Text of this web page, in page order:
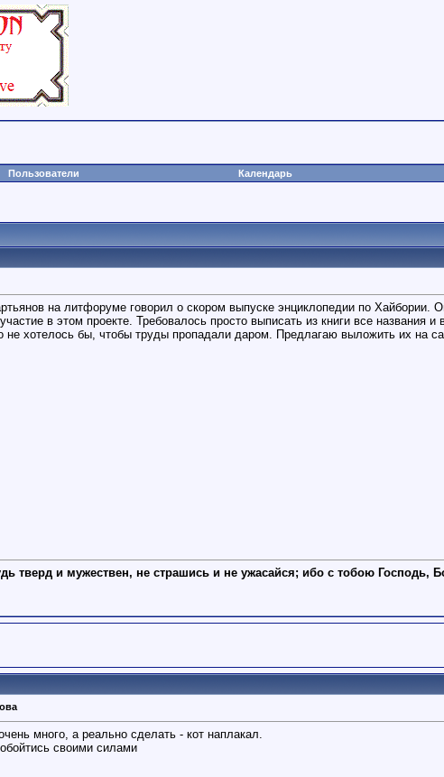
Пользователи Календарь
на литфоруме говорил о скором выпуске энциклопедии по
в этом проекте. Требовалось просто выписать из книги все
хотелось бы, чтобы труды пропадали даром. Предлагаю выложить их на
тверд и мужествен, не страшись и не ужасайся; ибо с тобою Господь,
много, а реально сделать - кот наплакал.
своими силами